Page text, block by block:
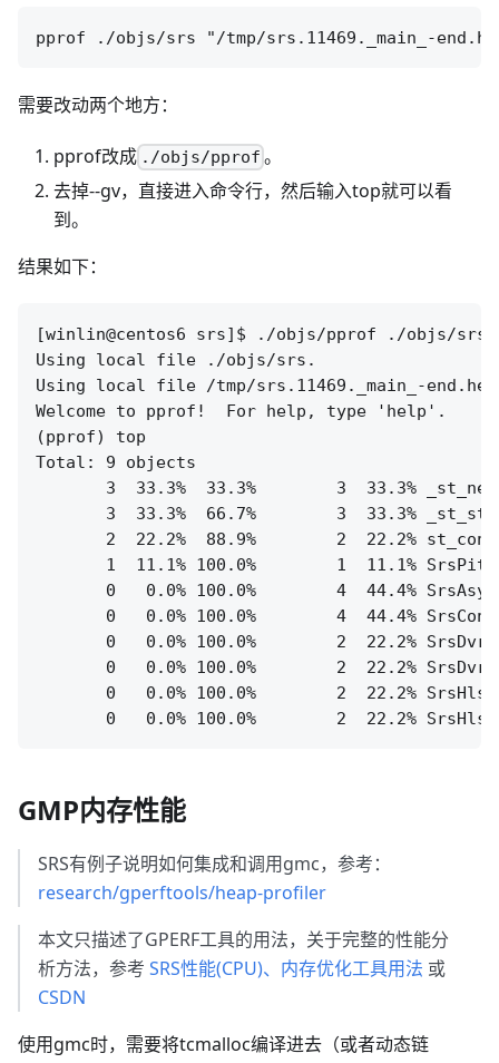
需要改动两个地方：
pprof改成 ./objs/pprof 。
去掉--gv，直接进入命令行，然后输入top就可以看
到。
结果如下：
[winlin@centos6 srs]$ ./objs/pprof ./objs/srs
Using local file ./objs/srs.
Using local file /tmp/srs.11469._main_-
Welcome to pprof!  For help, type 'help'.
(pprof) top
Total: 9 objects
3  33.3%  33.3%        3  33.3%
3  33.3%  66.7%        3  33.3%
2  22.2%  88.9%        2  22.2%
1  11.1% 100.0%        1  11.1%
0   0.0% 100.0%        4  44.4%
0   0.0% 100.0%        4  44.4%
0   0.0% 100.0%        2  22.2%
0   0.0% 100.0%        2  22.2%
0   0.0% 100.0%        2  22.2%
GMP内存性能
SRS有例子说明如何集成和调用gmc，参考：
research/gperftools/heap-profiler
本文只描述了GPERF工具的用法，关于完整的性能分
析方法，参考 SRS性能(CPU)、内存优化工具用法 或
CSDN
使用gmc时，需要将tcmalloc编译进去（或者动态链